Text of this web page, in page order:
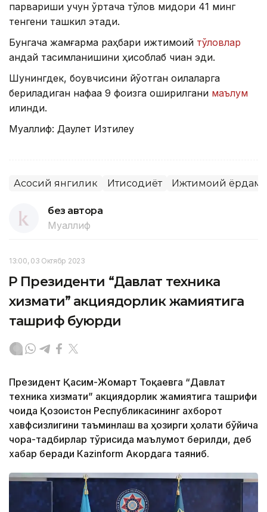
парвариши учун ўртача тўлов миқдори 41 минг
тенгени ташкил этади.
Бунгача жамғарма раҳбари ижтимоий тўловлар
қандай тақсимланишини ҳисоблаб чиққан эди.
Шунингдек, боқувчисини йўқотган оилаларга
бериладиган нафақа 9 фоизга оширилгани маълум
қилинди.
Муаллиф: Даулет Изтилеу
Асосий янгилик Иқтисодиёт Ижтимоий ёрдам
без автора
Муаллиф
13:00, 03 Октябр 2023
ҚР Президенти “Давлат техника
хизмати” акциядорлик жамиятига
ташриф буюрди
Президент Қасим-Жомарт Тоқаевга “Давлат
техника хизмати” акциядорлик жамиятига ташрифи
чоғида Қозоғистон Республикасининг ахборот
хавфсизлигини таъминлаш ва ҳозирги ҳолати бўйича
чора-тадбирлар тўғрисида маълумот берилди, деб
хабар беради Каzinform Акордага таяниб.